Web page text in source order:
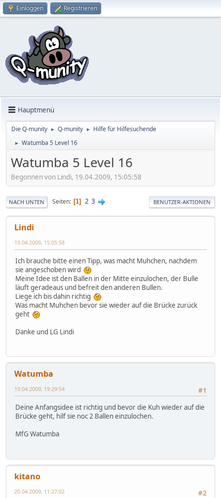
Einloggen Registrieren
Hauptmenü
Die Q-munity ► Q-munity ► Hilfe für Hilfesuchende
► Watumba 5 Level 16
Watumba 5 Level 16
Begonnen von Lindi, 19.04.2009, 15:05:58
NACH UNTEN Seiten 1 2 3 BENUTZER-AKTIONEN
Lindi
19.04.2009, 15:05:58
Ich brauche bitte einen Tipp, was macht Muhchen, nachdem
sie angeschoben wird
Meine Idee ist den Ballen in der Mitte einzulochen, der Bulle
läuft geradeaus und befreit den anderen Bullen.
Liege ich bis dahin richtig
Was macht Muhchen bevor sie wieder auf die Brücke zurück
geht
Danke und LG Lindi
Watumba
#1
19.04.2009, 19:29:54
Deine Anfangsidee ist richtig und bevor die Kuh wieder auf die
Brücke geht, hilf sie noc 2 Ballen einzulochen.
MfG Watumba
kitano
#2
20.04.2009, 11:27:02